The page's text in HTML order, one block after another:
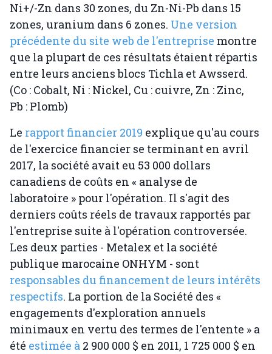
Ni+/-Zn dans 30 zones, du Zn-Ni-Pb dans 15
zones, uranium dans 6 zones. Une version
précédente du site web de l'entreprise montre
que la plupart de ces résultats étaient répartis
entre leurs anciens blocs Tichla et Awsserd.
(Co : Cobalt, Ni : Nickel, Cu : cuivre, Zn : Zinc,
Pb : Plomb)
Le rapport financier 2019 explique qu'au cours
de l'exercice financier se terminant en avril
2017, la société avait eu 53 000 dollars
canadiens de coûts en « analyse de
laboratoire » pour l'opération. Il s'agit des
derniers coûts réels de travaux rapportés par
l'entreprise suite à l'opération controversée.
Les deux parties - Metalex et la société
publique marocaine ONHYM - sont
responsables du financement de leurs intérêts
respectifs. La portion de la Société des «
engagements d'exploration annuels
minimaux en vertu des termes de l'entente » a
été estimée à 2 900 000 $ en 2011, 1 725 000 $ en